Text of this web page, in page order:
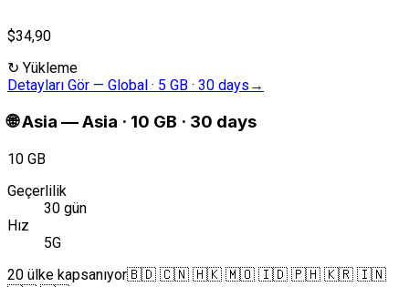
$34,90
↻ Yükleme
Detayları Gör — Global · 5 GB · 30 days →
🌐Asia —Asia · 10 GB · 30 days
10 GB
Geçerlilik
30 gün
Hız
5G
20 ülke kapsanıyor🇧🇩 🇨🇳 🇭🇰 🇲🇴 🇮🇩 🇵🇭 🇰🇷 🇮🇳